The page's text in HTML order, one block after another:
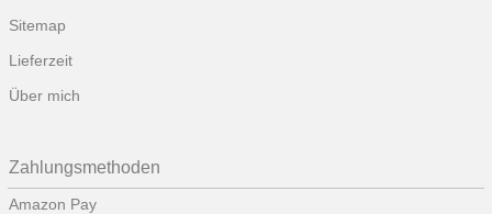
Sitemap
Lieferzeit
Über mich
Zahlungsmethoden
Amazon Pay